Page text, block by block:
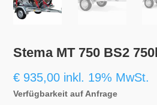
Stema MT 750 BS2
€ 935,00 inkl. 19% MwSt.
Verfügbarkeit auf Anfrage